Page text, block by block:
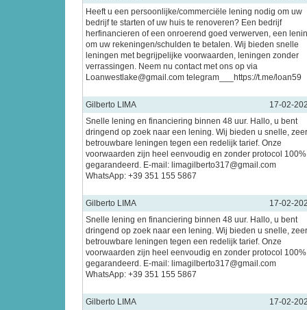
Heeft u een persoonlijke/commerciële lening nodig om uw
bedrijf te starten of uw huis te renoveren? Een bedrijf
herfinancieren of een onroerend goed verwerven, een
om uw rekeningen/schulden te betalen. Wij bieden snelle
leningen met begrijpelijke voorwaarden, leningen zonder
verrassingen. Neem nu contact met ons op via
Loanwestlake@gmail.com telegram___https://t.me/loan59
Gilberto LIMA
17-02-
Snelle lening en financiering binnen 48 uur. Hallo, u bent
dringend op zoek naar een lening. Wij bieden u snelle, zeer
betrouwbare leningen tegen een redelijk tarief. Onze
voorwaarden zijn heel eenvoudig en zonder protocol 100%
gegarandeerd. E-mail: limagilberto317@gmail.com
WhatsApp: +39 351 155 5867
Gilberto LIMA
17-02-
Snelle lening en financiering binnen 48 uur. Hallo, u bent
dringend op zoek naar een lening. Wij bieden u snelle, zeer
betrouwbare leningen tegen een redelijk tarief. Onze
voorwaarden zijn heel eenvoudig en zonder protocol 100%
gegarandeerd. E-mail: limagilberto317@gmail.com
WhatsApp: +39 351 155 5867
Gilberto LIMA
17-02-